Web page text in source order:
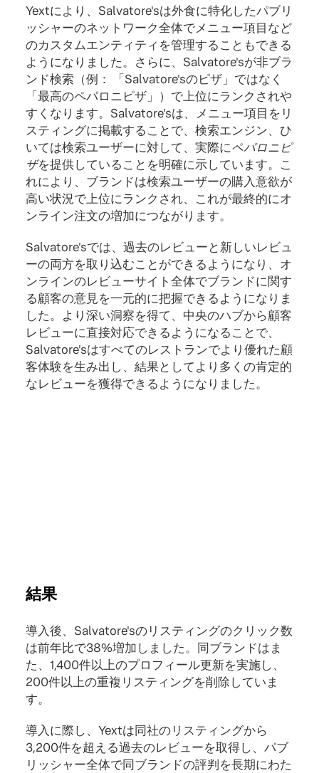
Yextにより、Salvatore'sは外食に特化したパブリ
ッシャーのネットワーク全体でメニュー項目など
のカスタムエンティティを管理することもできる
ようになりました。さらに、Salvatore'sが非ブラ
ンド検索（例： 「Salvatore'sのピザ」ではなく
「最高のペパロニピザ」）で上位にランクされや
すくなります。Salvatore'sは、メニュー項目をリ
スティングに掲載することで、検索エンジン、ひ
いては検索ユーザーに対して、実際にペパロニピ
ザを提供していることを明確に示しています。こ
れにより、ブランドは検索ユーザーの購入意欲が
高い状況で上位にランクされ、これが最終的にオ
ンライン注文の増加につながります。
Salvatore'sでは、過去のレビューと新しいレビュ
ーの両方を取り込むことができるようになり、オ
ンラインのレビューサイト全体でブランドに関す
る顧客の意見を一元的に把握できるようになりま
した。より深い洞察を得て、中央のハブから顧客
レビューに直接対応できるようになることで、
Salvatore'sはすべてのレストランでより優れた顧
客体験を生み出し、結果としてより多くの肯定的
なレビューを獲得できるようになりました。
結果
導入後、Salvatore'sのリスティングのクリック数
は前年比で38%増加しました。同ブランドはま
た、1,400件以上のプロフィール更新を実施し、
200件以上の重複リスティングを削除していま
す。
導入に際し、Yextは同社のリスティングから
3,200件を超える過去のレビューを取得し、パブ
リッシャー全体で同ブランドの評判を長期にわた